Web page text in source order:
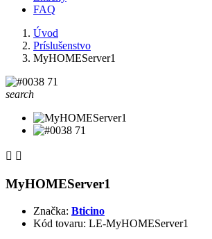
FAQ
Úvod
Príslušenstvo
MyHOMEServer1
search
 
MyHOMEServer1
Značka: Bticino
Kód tovaru: LE-MyHOMEServer1